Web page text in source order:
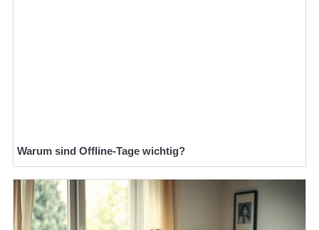
Warum sind Offline-Tage wichtig?